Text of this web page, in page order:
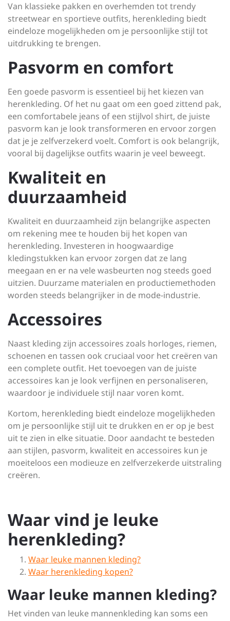
Van klassieke pakken en overhemden tot trendy
streetwear en sportieve outfits, herenkleding biedt
eindeloze mogelijkheden om je persoonlijke stijl tot
uitdrukking te brengen.
Pasvorm en comfort
Een goede pasvorm is essentieel bij het kiezen van
herenkleding. Of het nu gaat om een goed zittend pak,
een comfortabele jeans of een stijlvol shirt, de juiste
pasvorm kan je look transformeren en ervoor zorgen
dat je je zelfverzekerd voelt. Comfort is ook belangrijk,
vooral bij dagelijkse outfits waarin je veel beweegt.
Kwaliteit en
duurzaamheid
Kwaliteit en duurzaamheid zijn belangrijke aspecten
om rekening mee te houden bij het kopen van
herenkleding. Investeren in hoogwaardige
kledingstukken kan ervoor zorgen dat ze lang
meegaan en er na vele wasbeurten nog steeds goed
uitzien. Duurzame materialen en productiemethoden
worden steeds belangrijker in de mode-industrie.
Accessoires
Naast kleding zijn accessoires zoals horloges, riemen,
schoenen en tassen ook cruciaal voor het creëren van
een complete outfit. Het toevoegen van de juiste
accessoires kan je look verfijnen en personaliseren,
waardoor je individuele stijl naar voren komt.
Kortom, herenkleding biedt eindeloze mogelijkheden
om je persoonlijke stijl uit te drukken en er op je best
uit te zien in elke situatie. Door aandacht te besteden
aan stijlen, pasvorm, kwaliteit en accessoires kun je
moeiteloos een modieuze en zelfverzekerde uitstraling
creëren.
Waar vind je leuke
herenkleding?
Waar leuke mannen kleding?
Waar herenkleding kopen?
Waar leuke mannen kleding?
Het vinden van leuke mannenkleding kan soms een